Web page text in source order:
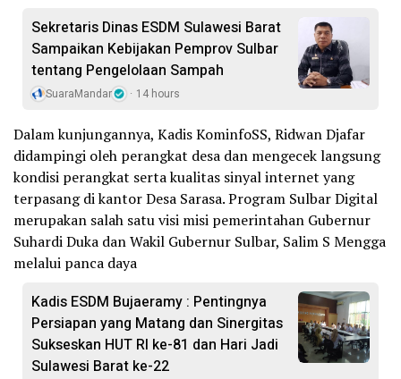
Sekretaris Dinas ESDM Sulawesi Barat
Sampaikan Kebijakan Pemprov Sulbar
tentang Pengelolaan Sampah
SuaraMandar 14 hours
Dalam kunjungannya, Kadis KominfoSS, Ridwan Djafar
didampingi oleh perangkat desa dan mengecek langsung
kondisi perangkat serta kualitas sinyal internet yang
terpasang di kantor Desa Sarasa. Program Sulbar Digital
merupakan salah satu visi misi pemerintahan Gubernur
Suhardi Duka dan Wakil Gubernur Sulbar, Salim S Mengga
melalui panca daya
Kadis ESDM Bujaeramy : Pentingnya
Persiapan yang Matang dan Sinergitas
Sukseskan HUT RI ke-81 dan Hari Jadi
Sulawesi Barat ke-22